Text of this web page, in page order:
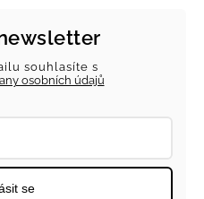
souhlasíte s
osobních údajů
se